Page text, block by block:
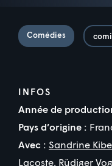
Comédies
INFOS
Année de
Pays d’origine :
Avec : Sandrine
Lacoste, Rüdiger